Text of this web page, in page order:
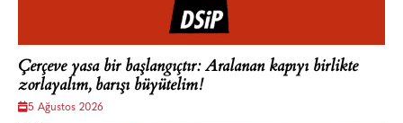
Çerçeve yasa bir başlangıçtır: Aralanan kapıyı birlikte
zorlayalım, barışı büyütelim!
5 Ağustos 2026